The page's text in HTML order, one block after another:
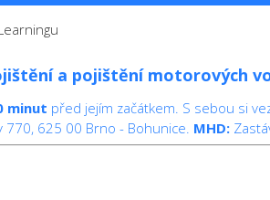
a pojištění motorových
minut před jejím začátkem. S sebou si
625 00 Brno - Bohunice. MHD: